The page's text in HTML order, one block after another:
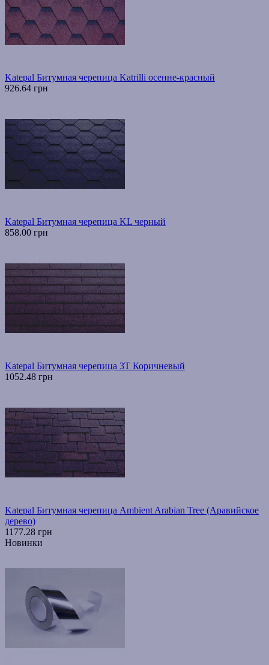
Katepal Битумная черепица Katrilli осенне-красный
926.64 грн
Katepal Битумная черепица KL черный
858.00 грн
Katepal Битумная черепица 3T Коричневый
1052.48 грн
Katepal Битумная черепица Ambient Arabian Tree (Аравийское
дерево)
1177.28 грн
Новинки